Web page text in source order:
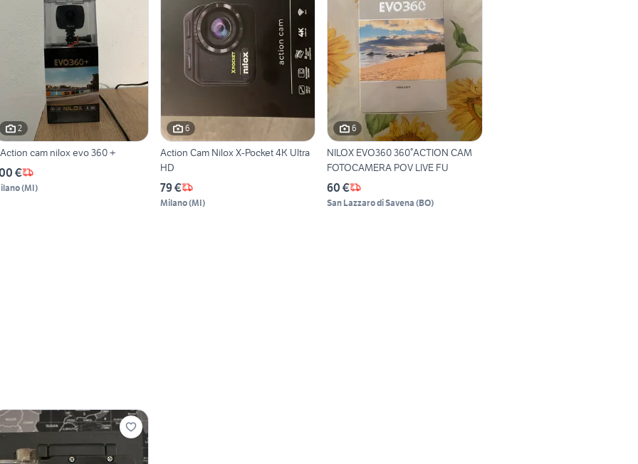
2
cam nilox evo 360 +
€
(MI)
6
Action Cam Nilox X-Pocket 4K Ultra
HD
79 €
Milano(MI)
6
NILOX EVO360 360°ACTION CAM
FOTOCAMERA POV LIVE FU
60 €
San Lazzaro di Savena (BO)